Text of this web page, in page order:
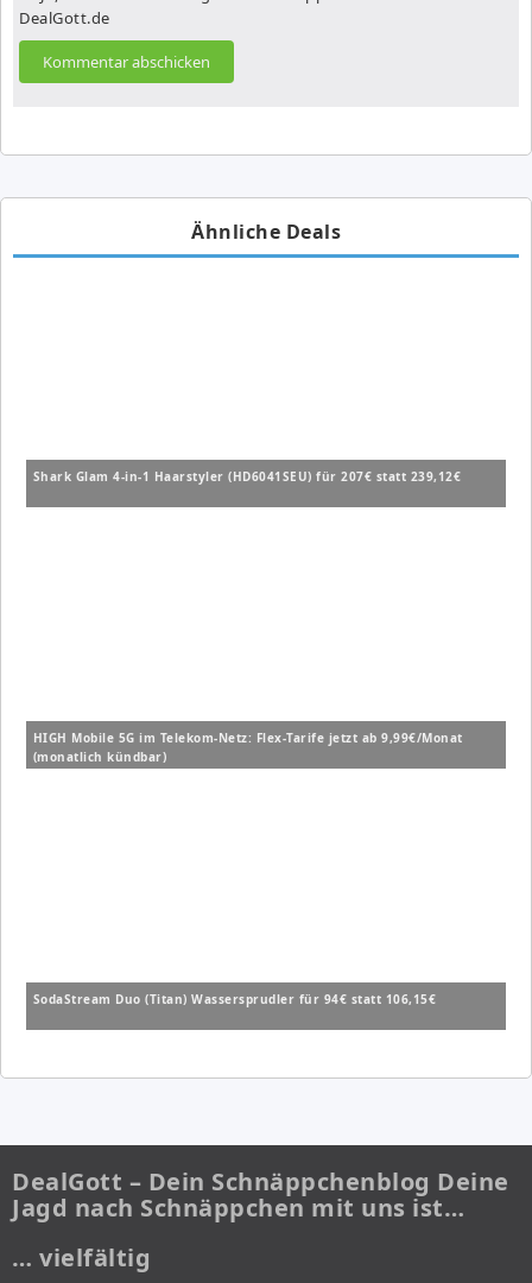
DealGott.de
Ähnliche Deals
Shark Glam 4-in-1 Haarstyler (HD6041SEU) für 207€ statt 239,12€
HIGH Mobile 5G im Telekom-Netz: Flex-Tarife jetzt ab 9,99€/Monat
(monatlich kündbar)
SodaStream Duo (Titan) Wassersprudler für 94€ statt 106,15€
DealGott – Dein Schnäppchenblog Deine
Jagd nach Schnäppchen mit uns ist…
… vielfältig